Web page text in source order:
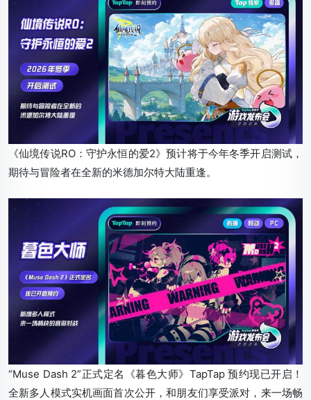
《仙境传说RO：守护永恒的爱2》预计将于今年冬季开启测试，
期待与冒险者在全新的米德加尔特大陆重逢。
“Muse Dash 2”正式定名《暮色大师》TapTap 预约现已开启！
全新多人模式实机画面首次公开，和朋友们享受派对，来一场畅